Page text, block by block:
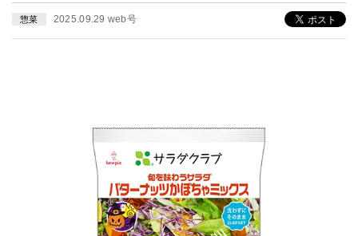
惣菜 2025.09.29 web号